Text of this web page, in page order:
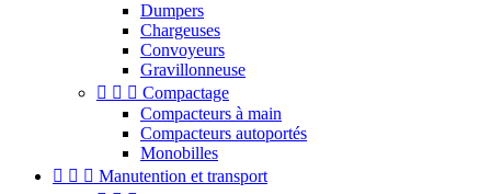
Dumpers
Chargeuses
Convoyeurs
Gravillonneuse
   Compactage
Compacteurs à main
Compacteurs autoportés
Monobilles
   Manutention et transport